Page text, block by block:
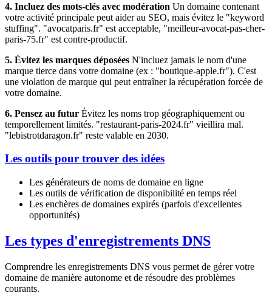
4. Incluez des mots-clés avec modération Un domaine contenant
votre activité principale peut aider au SEO, mais évitez le "keyword
stuffing". "avocatparis.fr" est acceptable, "meilleur-avocat-pas-cher-
paris-75.fr" est contre-productif.
5. Évitez les marques déposées N'incluez jamais le nom d'une
marque tierce dans votre domaine (ex : "boutique-apple.fr"). C'est
une violation de marque qui peut entraîner la récupération forcée de
votre domaine.
6. Pensez au futur Évitez les noms trop géographiquement ou
temporellement limités. "restaurant-paris-2024.fr" vieillira mal.
"lebistrotdaragon.fr" reste valable en 2030.
Les outils pour trouver des idées
Les générateurs de noms de domaine en ligne
Les outils de vérification de disponibilité en temps réel
Les enchères de domaines expirés (parfois d'excellentes
opportunités)
Les types d'enregistrements DNS
Comprendre les enregistrements DNS vous permet de gérer votre
domaine de manière autonome et de résoudre des problèmes
courants.